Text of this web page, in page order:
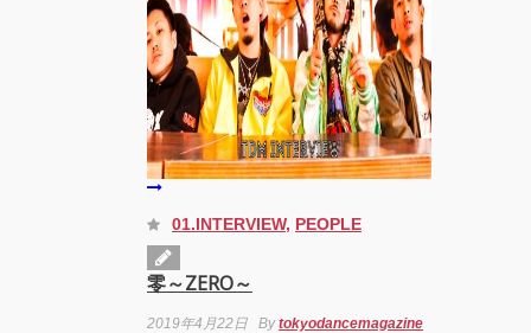
基裕
(s**t
kingz)
出
演！
KAAT
神奈川
芸術劇
場『未
町」
01.INTERVIEW, PEOPLE
零～ZERO～
2019年4月22日 Bytokyodancemagazine